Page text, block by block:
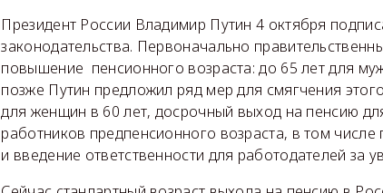
Президент России Владимир Путин 4 октября
законодательства. Первоначально
повышение пенсионного возраста: до 65 лет для
позже Путин предложил ряд мер для смягчения
для женщин в 60 лет, досрочный выход на пенсию
работников предпенсионного возраста, в том
и введение ответственности для работодателей за